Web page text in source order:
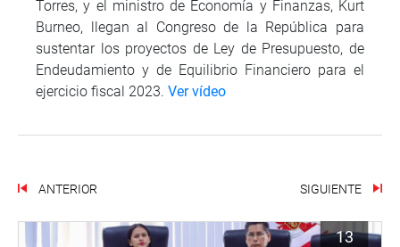
Torres, y el ministro de Economía y Finanzas, Kurt
Burneo, llegan al Congreso de la República para
sustentar los proyectos de Ley de Presupuesto, de
Endeudamiento y de Equilibrio Financiero para el
ejercicio fiscal 2023. Ver vídeo
ANTERIOR SIGUIENTE
13